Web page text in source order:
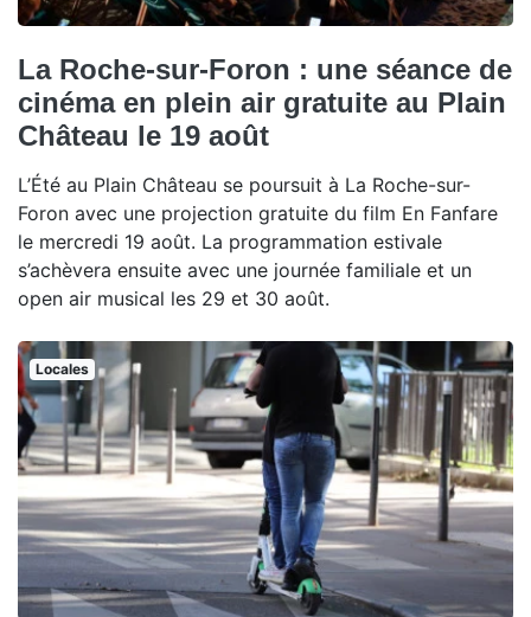
La Roche-sur-Foron : une séance de
cinéma en plein air gratuite au Plain
Château le 19 août
L’Été au Plain Château se poursuit à La Roche-sur-
Foron avec une projection gratuite du film En Fanfare
le mercredi 19 août. La programmation estivale
s’achèvera ensuite avec une journée familiale et un
open air musical les 29 et 30 août.
Locales